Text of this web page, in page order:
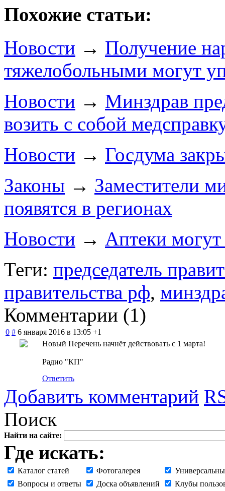
Похожие статьи:
Новости → Получение
тяжелобольными могут
Новости → Минздрав
возить с собой
Новости → Госдума
Законы → Заместители
появятся в регионах
Новости → Аптеки могут
Теги: председатель
правительства рф,
Комментарии (1)
0 # 6 января 2016 в 13:05 +1
Новый Перечень начнёт действовать с 1 марта!
Радио "КП"
Ответить
Добавить комментарий
Поиск
Найти на сайте:
Где искать:
Каталог статей Фотогалерея
Вопросы и ответы
Доска объявлений Клубы